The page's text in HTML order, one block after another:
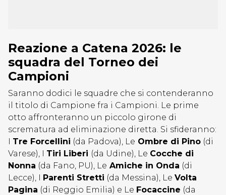
Reazione a Catena 2026: le
squadra del Torneo dei
Campioni
Saranno dodici le squadre che si contenderanno
il titolo di Campione fra i Campioni. Le prime
otto affronteranno un piccolo girone di
scrematura ad eliminazione diretta. Si sfideranno:
I Tre Forcellini (da Padova), Le Ombre di Pino (di
Varese), I Tiri Liberi (da Udine), Le Cocche di
Nonna (da Fano, PU), Le Amiche in Onda (di
Lecce), I Parenti Stretti (da Messina), Le Volta
Pagina (di Reggio Emilia) e Le Focaccine (da